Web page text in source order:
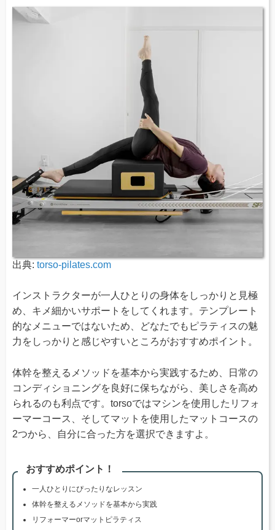
出典: torso-pilates.com
インストラクターが一人ひとりの身体をしっかりと見極
め、キメ細かいサポートをしてくれます。テンプレート
的なメニューではないため、どなたでもピラティスの魅
力をしっかりと感じやすいところがおすすめポイント。
体幹を整えるメソッドを基本から実践するため、日常の
コンディショニングを良好に保ちながら、美しさを高め
られるのも利点です。torsoではマシンを使用したリフォ
ーマーコース、そしてマットを使用したマットコースの
2つから、自分に合った方を選択できますよ。
おすすめポイント！
一人ひとりにぴったりなレッスン
体幹を整えるメソッドを基本から実践
リフォーマーorマットピラティス